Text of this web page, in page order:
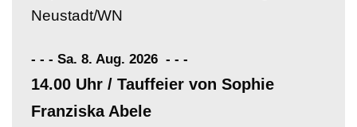
Neustadt/WN
- - - Sa. 8. Aug. 2026 - - -
14.00 Uhr / Tauffeier von Sophie
Franziska Abele